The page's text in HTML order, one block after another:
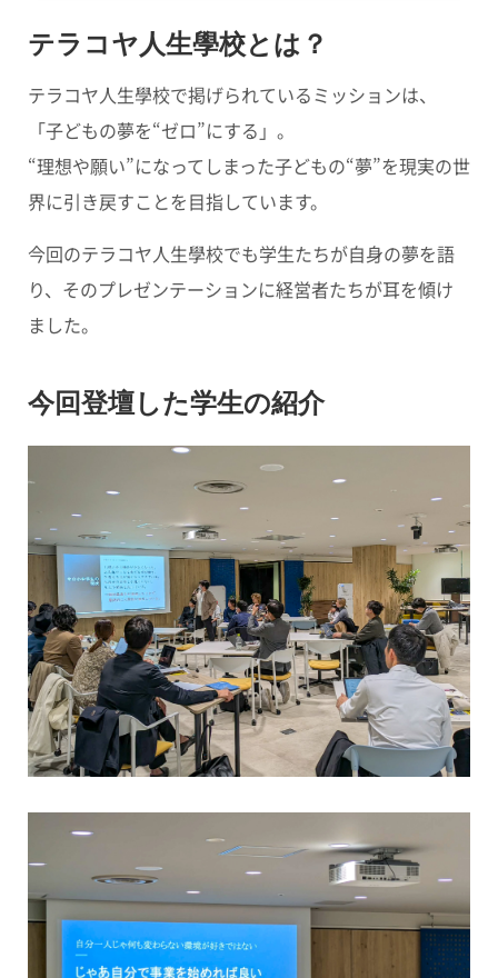
テラコヤ人生學校とは？
テラコヤ人生學校で掲げられているミッションは、
「子どもの夢を“ゼロ”にする」 。
“理想や願い”になってしまった子どもの“夢”を現実の世
界に引き戻すことを目指しています。
今回のテラコヤ人生學校でも学生たちが自身の夢を語
り、そのプレゼンテーションに経営者たちが耳を傾け
ました。
今回登壇した学生の紹介